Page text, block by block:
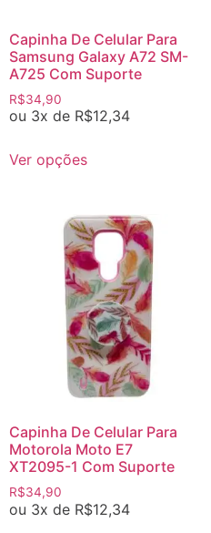
Capinha De Celular Para
Samsung Galaxy A72 SM-
A725 Com Suporte
R$34,90
ou 3x de R$12,34
Ver opções
Capinha De Celular Para
Motorola Moto E7
XT2095-1 Com Suporte
R$34,90
ou 3x de R$12,34